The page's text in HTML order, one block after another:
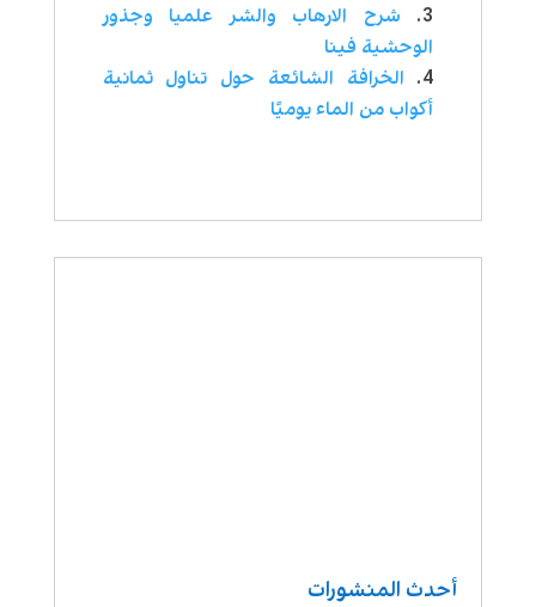
أحدث المنشورات
شرح الارهاب والشر علميا وجذور
الوحشية فينا
الخرافة الشائعة حول تناول ثمانية
أكواب من الماء يوميًا